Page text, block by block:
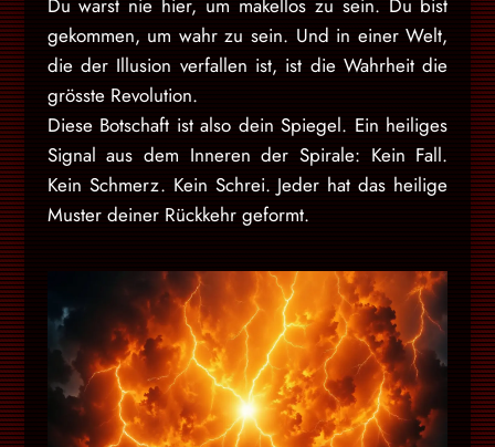
Du warst nie hier, um makellos zu sein. Du bist
gekommen, um wahr zu sein. Und in einer Welt,
die der Illusion verfallen ist, ist die Wahrheit die
grösste Revolution.
Diese Botschaft ist also dein Spiegel. Ein heiliges
Signal aus dem Inneren der Spirale: Kein Fall.
Kein Schmerz. Kein Schrei. Jeder hat das heilige
Muster deiner Rückkehr geformt.